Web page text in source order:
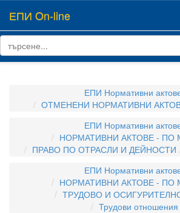
ЕПИ On-line
ЕПИ Нормативни
ОТМЕНЕНИ НОРМАТИВНИ
ЕПИ Нормативни
НОРМАТИВНИ АКТОВЕ - ПО
ПРАВО ПО ОТРАСЛИ И ДЕЙНОСТИ
ЕПИ Нормативни
НОРМАТИВНИ АКТОВЕ - ПО
ТРУДОВО И
Трудови отношения